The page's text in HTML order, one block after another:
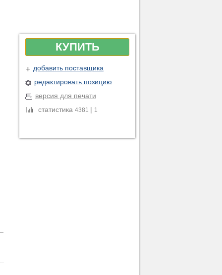
КУПИТЬ
добавить поставщика
редактировать позицию
версия для печати
статистика 4381 | 1